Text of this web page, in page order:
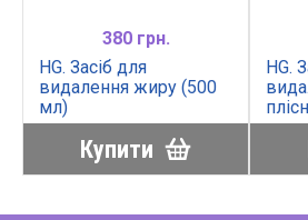
Купити
380 грн.
HG. Засіб для
видалення жиру (500
мл)
HG.